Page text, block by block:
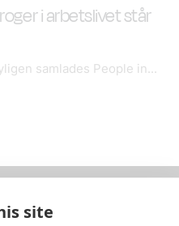
i arbetslivet står
samlades People in...
site